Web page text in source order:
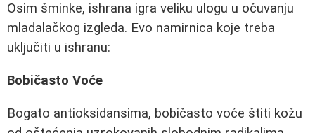
Osim šminke, ishrana igra veliku ulogu u očuvanju
mladalačkog izgleda. Evo namirnica koje treba
uključiti u ishranu:
Bobičasto Voće
Bogato antioksidansima, bobičasto voće štiti kožu